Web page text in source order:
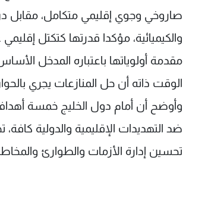
صاروخي وجوي إقليمي متكامل، مقابل
والكيميائية، مؤكدا قدرتها كتكتل
مقدمة أولوياتها باعتباره المدخل
الوقت ذاته أن حل المنازعات يجري
وأوضح أن أمام دول الخليج خمسة
ضد التهديدات الإقليمية والدولية
تحسين إدارة الأزمات والطوارئ